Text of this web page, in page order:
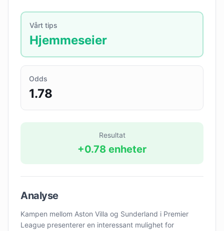
Vårt tips
Hjemmeseier
Odds
1.78
Resultat
+0.78 enheter
Analyse
Kampen mellom Aston Villa og Sunderland i Premier
League presenterer en interessant mulighet for